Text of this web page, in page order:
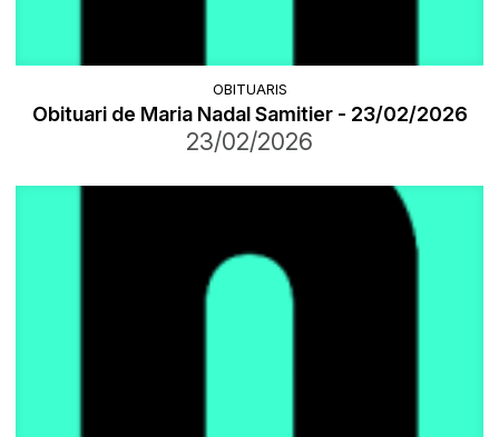
OBITUARIS
Obituari de Maria Nadal Samitier - 23/02/2026
23/02/2026